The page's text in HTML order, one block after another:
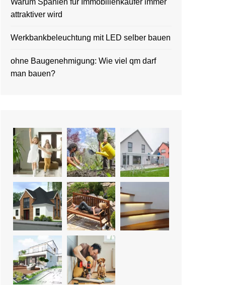
Warum Spanien für Immobilienkäufer immer
attraktiver wird
Werkbankbeleuchtung mit LED selber bauen
ohne Baugenehmigung: Wie viel qm darf
man bauen?